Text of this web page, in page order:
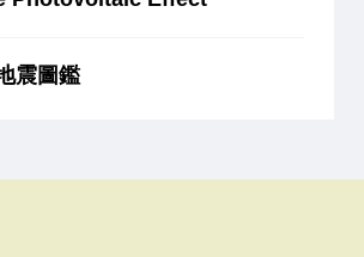
震圖鑑